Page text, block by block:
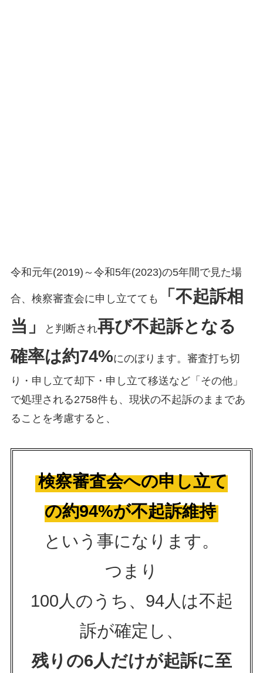
令和元年(2019)～令和5年(2023)の5年間で見た場
合、検察審査会に申し立てても
「不起訴相
当」
と判断され再び不起訴となる
確率は約74%にのぼります。審査打ち切
り・申し立て却下・申し立て移送など「その他」
で処理される2758件も、現状の不起訴のままであ
ることを考慮すると、
検察審査会への申し立て
の約94%が不起訴維持
という事になります。
つまり
100人のうち、94人は不起
訴が確定し、
残りの6人だけが起訴に至